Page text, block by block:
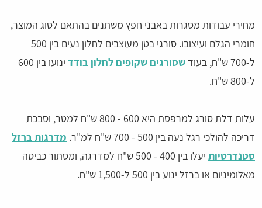
מחירי עבודות מסגרות באבני חפץ משתנים בהתאם לסוג המוצר,
חומרי הגלם ועיצובו. סורגי בטן מעוצבים לחלון נעים בין 500
ל-700 ש"ח, בעוד
שסורגים שקופים לחלון בודד
ינועו בין 600
ל-800 ש"ח.
עלות דלת סורג למרפסת היא 600 - 800 ש"ח למטר, וסבכת
דריכה להולכי רגל נעה בין 500 - 700 ש"ח למ"ר.
מדרגות ברזל
סטנדרטיות
יעלו בין 400 - 500 ש"ח למדרגה, ומסתור כביסה
מאלומיניום או ברזל ינוע בין 500 ל-1,500 ש"ח.